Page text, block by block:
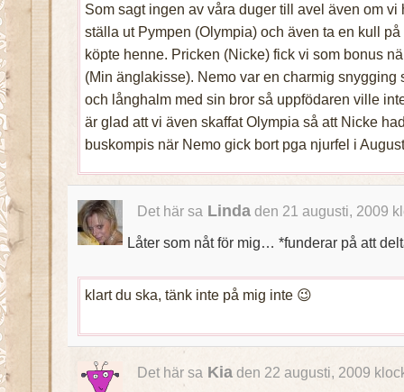
Som sagt ingen av våra duger till avel även om vi
ställa ut Pympen (Olympia) och även ta en kull
köpte henne. Pricken (Nicke) fick vi som bonus
(Min änglakisse). Nemo var en charmig snygging
och långhalm med sin bror så uppfödaren ville
är glad att vi även skaffat Olympia så att Nicke
buskompis när Nemo gick bort pga njurfel i
Det här sa Lindaden 21 augusti, 2009
Låter som nåt för mig… *funderar på att
klart du ska, tänk inte på mig inte 😉
Det här sa Kia den 22 augusti, 2009